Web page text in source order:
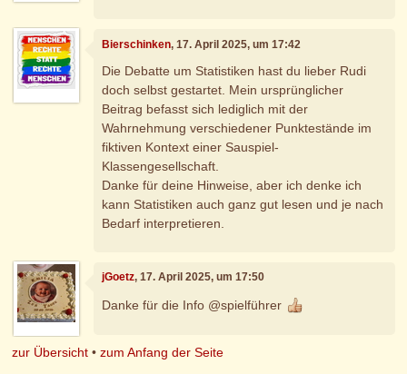
Bierschinken, 17. April 2025, um 17:42
Die Debatte um Statistiken hast du lieber Rudi
doch selbst gestartet. Mein ursprünglicher
Beitrag befasst sich lediglich mit der
Wahrnehmung verschiedener Punktestände im
fiktiven Kontext einer Sauspiel-
Klassengesellschaft.
Danke für deine Hinweise, aber ich denke ich
kann Statistiken auch ganz gut lesen und je nach
Bedarf interpretieren.
jGoetz, 17. April 2025, um 17:50
Danke für die Info @spielführer
zur Übersicht •zum Anfang der Seite